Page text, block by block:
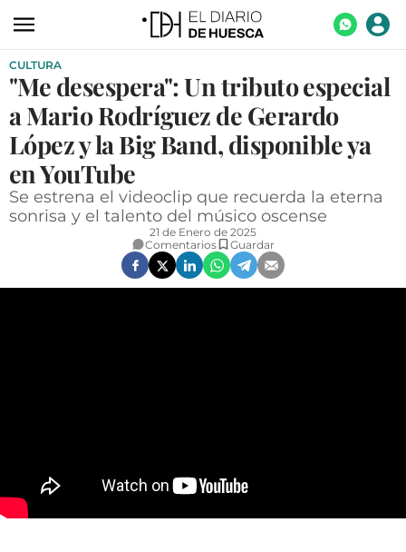
ACTUALIDAD
ECONOMÍA
TECNOLOGÍA
TURISMO
AGROALIMENTACIÓN
FIESTAS EN EL ALTO ARAGÓN
FIESTAS DE SAN LORENZO
CULTURA
"Me desespera": Un tributo especial
a Mario Rodríguez de Gerardo
López y la Big Band, disponible ya
en YouTube
Se estrena el videoclip que recuerda la eterna
sonrisa y el talento del músico oscense
21 de Enero de 2025
Comentarios
Guardar